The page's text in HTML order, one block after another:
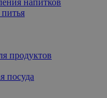
продуктов
посуда